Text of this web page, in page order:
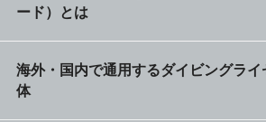
ード）とは
海外・国内で通用するダイビングライ
体